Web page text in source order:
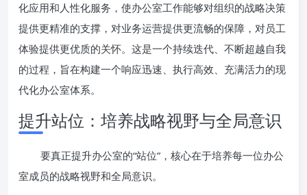
化应用和人性化服务，使办公室工作能够对组织的战略决策
提供更精准的支撑，对业务运营提供更流畅的保障，对员工
体验提供更优质的关怀。这是一个持续迭代、不断超越自我
的过程，旨在构建一个响应迅速、执行高效、充满活力的现
代化办公室体系。
提升站位：培养战略视野与全局意识
要真正提升办公室的“站位”，核心在于培养每一位办公
室成员的战略视野和全局意识。